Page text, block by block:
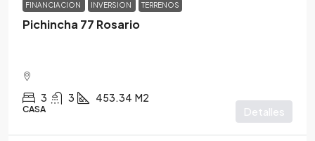
FINANCIACION INVERSION TERRENOS
Pichincha 77 Rosario
3 3 453.34 M2
CASA Detalles